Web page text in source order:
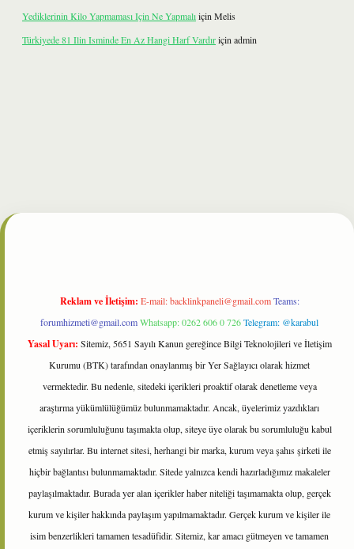
Yediklerinin Kilo Yapmaması Için Ne Yapmalıiçin Melis
Türkiyede 81 Ilin Isminde En Az Hangi Harf Vardıriçin admin
Reklam ve İletişim: E-mail:backlinkpaneli@gmail.com Teams:
forumhizmeti@gmail.comWhatsapp: 0262 606 0 726Telegram: @karabul
Yasal Uyarı: Sitemiz, 5651 Sayılı Kanun gereğince Bilgi Teknolojileri ve İletişim
Kurumu (BTK) tarafından onaylanmış bir Yer Sağlayıcı olarak hizmet
vermektedir. Bu nedenle, sitedeki içerikleri proaktif olarak denetleme veya
araştırma yükümlülüğümüz bulunmamaktadır. Ancak, üyelerimiz yazdıkları
içeriklerin sorumluluğunu taşımakta olup, siteye üye olarak bu sorumluluğu kabul
etmiş sayılırlar. Bu internet sitesi, herhangi bir marka, kurum veya şahıs şirketi ile
hiçbir bağlantısı bulunmamaktadır. Sitede yalnızca kendi hazırladığımız makaleler
paylaşılmaktadır. Burada yer alan içerikler haber niteliği taşımamakta olup, gerçek
kurum ve kişiler hakkında paylaşım yapılmamaktadır. Gerçek kurum ve kişiler ile
isim benzerlikleri tamamen tesadüfidir. Sitemiz, kar amacı gütmeyen ve tamamen